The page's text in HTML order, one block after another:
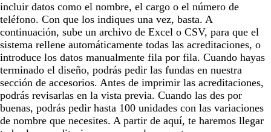
incluir datos como el nombre, el cargo o el número de
teléfono. Con que los indiques una vez, basta. A
continuación, sube un archivo de Excel o CSV, para que el
sistema rellene automáticamente todas las acreditaciones, o
introduce los datos manualmente fila por fila. Cuando hayas
terminado el diseño, podrás pedir las fundas en nuestra
sección de accesorios. Antes de imprimir las acreditaciones,
podrás revisarlas en la vista previa. Cuando las des por
buenas, podrás pedir hasta 100 unidades con las variaciones
de nombre que necesites. A partir de aquí, te haremos llegar